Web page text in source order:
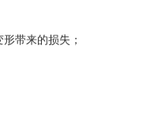
带来的损失；